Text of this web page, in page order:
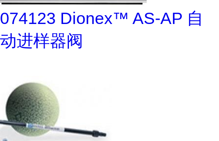
074123 Dionex™ AS-AP 自
动进样器阀